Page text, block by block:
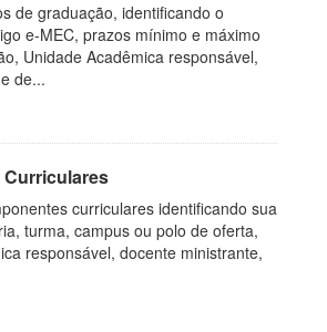
de graduação, identificando o
e-MEC, prazos mínimo e máximo
Unidade Acadêmica responsável,
de...
curriculares identificando sua
turma, campus ou polo de oferta,
responsável, docente ministrante,